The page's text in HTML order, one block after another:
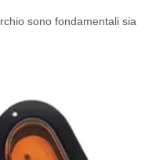
sono fondamentali sia